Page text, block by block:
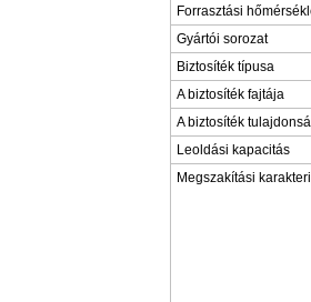
Forrasztási
Gyártói sorozat
Biztosíték típusa
A biztosíték fajtája
A biztosíték
Leoldási kapacitás
Megszakítási